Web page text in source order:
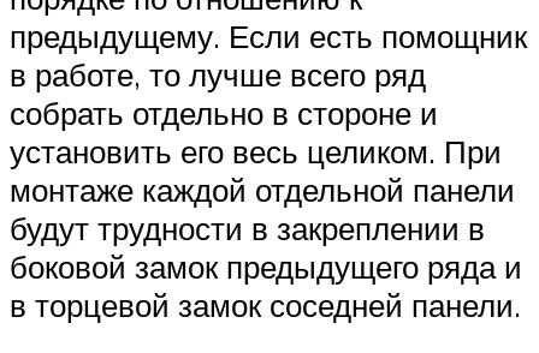
предыдущему. Если есть помощник
в работе, то лучше всего ряд
собрать отдельно в стороне и
установить его весь целиком. При
монтаже каждой отдельной панели
будут трудности в закреплении в
боковой замок предыдущего ряда и
в торцевой замок соседней панели.